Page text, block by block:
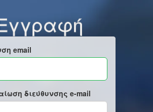
email
διεύθυνσης e-mail